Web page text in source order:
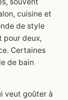
cuisine et
de style
deux,
Certaines
de bain
veut goûter à